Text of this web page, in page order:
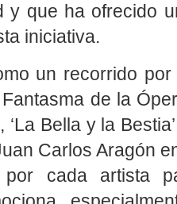
y que ha ofrecido
iniciativa.
un recorrido
de la
‘La Bella y la
Carlos Aragón
cada artista